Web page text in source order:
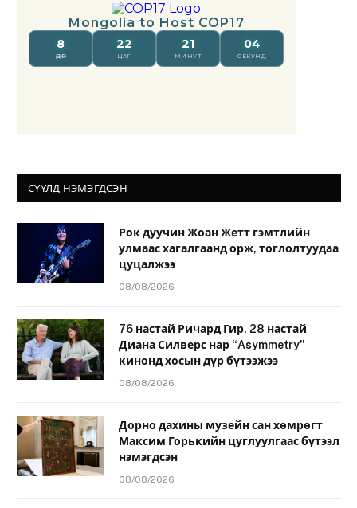
СҮҮЛД НЭМЭГДСЭН
Рок дуучин Жоан Жетт гэмтлийн
улмаас хагалгаанд орж, тоглолтуудаа
цуцалжээ
08/08/2026
76 настай Ричард Гир, 28 настай
Диана Силверс нар “Asymmetry”
кинонд хосын дүр бүтээжээ
08/08/2026
Дорно дахины музейн сан хөмрөгт
Максим Горькийн цуглуулгаас бүтээл
нэмэгдсэн
08/08/2026